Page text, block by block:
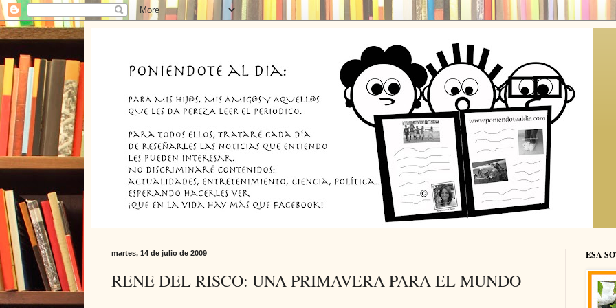
martes, 14 de julio de 2009
RENE DEL RISCO: UNA PRIMAVERA PARA EL MUNDO
ESA